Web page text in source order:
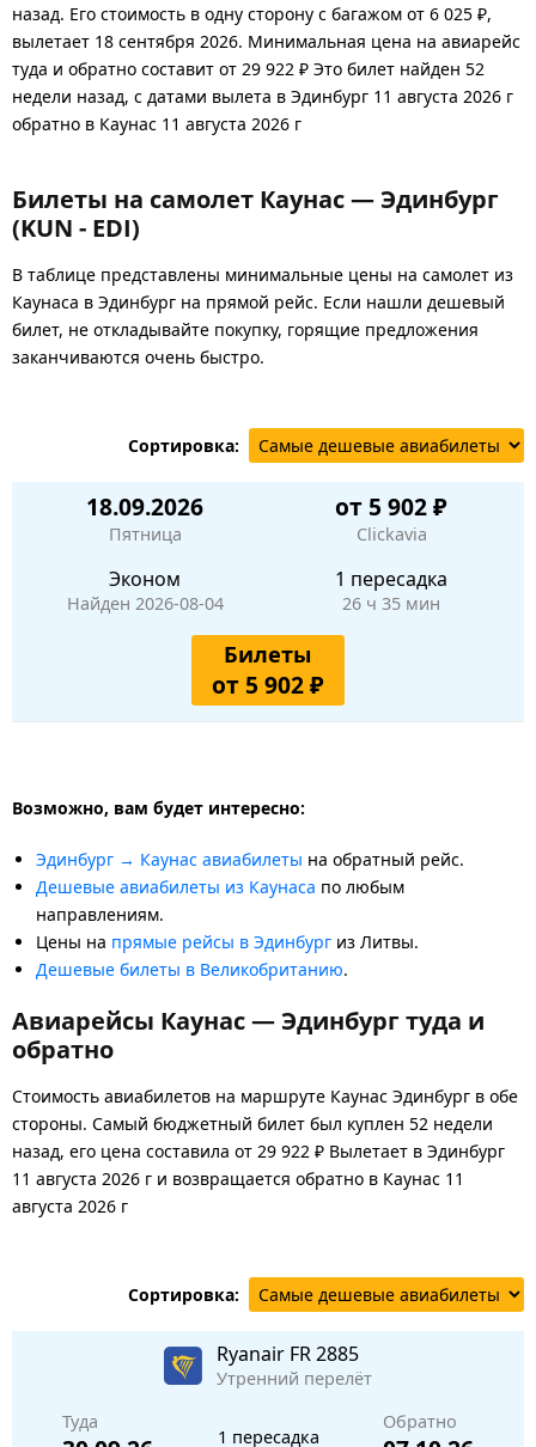
назад. Его стоимость в одну сторону с багажом от 6 025 ₽,
вылетает 18 сентября 2026. Минимальная цена на авиарейс
туда и обратно составит от 29 922 ₽ Это билет найден 52
недели назад, с датами вылета в Эдинбург 11 августа 2026 г
обратно в Каунас 11 августа 2026 г
Билеты на самолет Каунас — Эдинбург
(KUN - EDI)
В таблице представлены минимальные цены на самолет из
Каунаса в Эдинбург на прямой рейс. Если нашли дешевый
билет, не откладывайте покупку, горящие предложения
заканчиваются очень быстро.
Сортировка:
18.09.2026
Пятница
от 5 902 ₽
Clickavia
Эконом
Найден 2026-08-04
1 пересадка
26 ч 35 мин
Билеты
от 5 902 ₽
Возможно, вам будет интересно:
Эдинбург → Каунас авиабилеты на обратный рейс.
Дешевые авиабилеты из Каунаса по любым
направлениям.
Цены на прямые рейсы в Эдинбург из Литвы.
Дешевые билеты в Великобританию.
Авиарейсы Каунас — Эдинбург туда и
обратно
Стоимость авиабилетов на маршруте Каунас Эдинбург в обе
стороны. Самый бюджетный билет был куплен 52 недели
назад, его цена составила от 29 922 ₽ Вылетает в Эдинбург
11 августа 2026 г и возвращается обратно в Каунас 11
августа 2026 г
Сортировка:
Ryanair FR 2885
Утренний перелёт
Туда
1 пересадка
Обратно